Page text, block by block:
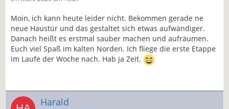
Moin, ich kann heute leider nicht. Bekommen gerade ne
neue Haustür und das gestaltet sich etwas aufwändiger.
Danach heißt es erstmal sauber machen und aufräumen.
Euch viel Spaß im kalten Norden. Ich fliege die erste Etappe
im Laufe der Woche nach. Hab ja Zeit.
Harald